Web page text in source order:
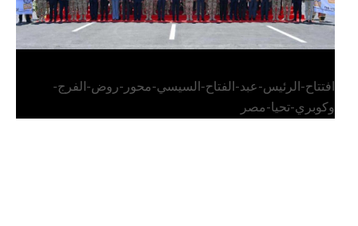
افتتاح-الرئيس-عبد-الفتاح-السيسي-محور-روض-الفرج-
وكوبري-تحيا-مصر